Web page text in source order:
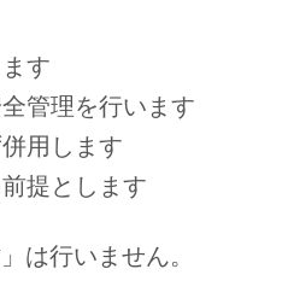
す
管理を行います
用します
提とします
は行いません。